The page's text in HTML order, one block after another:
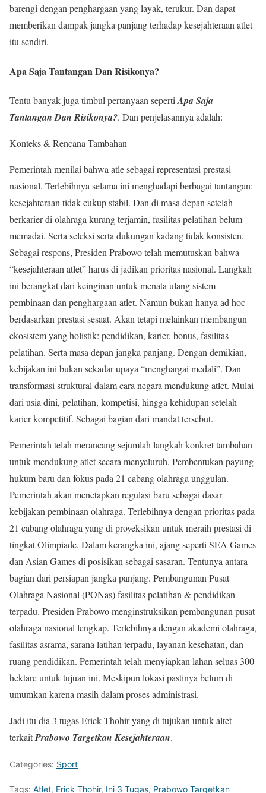
barengi dengan penghargaan yang layak, terukur. Dan dapat
memberikan dampak jangka panjang terhadap kesejahteraan atlet
itu sendiri.
Apa Saja Tantangan Dan Risikonya?
Tentu banyak juga timbul pertanyaan seperti Apa Saja
Tantangan Dan Risikonya?. Dan penjelasannya adalah:
Konteks & Rencana Tambahan
Pemerintah menilai bahwa atle sebagai representasi prestasi
nasional. Terlebihnya selama ini menghadapi berbagai tantangan:
kesejahteraan tidak cukup stabil. Dan di masa depan setelah
berkarier di olahraga kurang terjamin, fasilitas pelatihan belum
memadai. Serta seleksi serta dukungan kadang tidak konsisten.
Sebagai respons, Presiden Prabowo telah memutuskan bahwa
“kesejahteraan atlet” harus di jadikan prioritas nasional. Langkah
ini berangkat dari keinginan untuk menata ulang sistem
pembinaan dan penghargaan atlet. Namun bukan hanya ad hoc
berdasarkan prestasi sesaat. Akan tetapi melainkan membangun
ekosistem yang holistik: pendidikan, karier, bonus, fasilitas
pelatihan. Serta masa depan jangka panjang. Dengan demikian,
kebijakan ini bukan sekadar upaya “menghargai medali”. Dan
transformasi struktural dalam cara negara mendukung atlet. Mulai
dari usia dini, pelatihan, kompetisi, hingga kehidupan setelah
karier kompetitif. Sebagai bagian dari mandat tersebut.
Pemerintah telah merancang sejumlah langkah konkret tambahan
untuk mendukung atlet secara menyeluruh. Pembentukan payung
hukum baru dan fokus pada 21 cabang olahraga unggulan.
Pemerintah akan menetapkan regulasi baru sebagai dasar
kebijakan pembinaan olahraga. Terlebihnya dengan prioritas pada
21 cabang olahraga yang di proyeksikan untuk meraih prestasi di
tingkat Olimpiade. Dalam kerangka ini, ajang seperti SEA Games
dan Asian Games di posisikan sebagai sasaran. Tentunya antara
bagian dari persiapan jangka panjang. Pembangunan Pusat
Olahraga Nasional (PONas) fasilitas pelatihan & pendidikan
terpadu. Presiden Prabowo menginstruksikan pembangunan pusat
olahraga nasional lengkap. Terlebihnya dengan akademi olahraga,
fasilitas asrama, sarana latihan terpadu, layanan kesehatan, dan
ruang pendidikan. Pemerintah telah menyiapkan lahan seluas 300
hektare untuk tujuan ini. Meskipun lokasi pastinya belum di
umumkan karena masih dalam proses administrasi.
Jadi itu dia 3 tugas Erick Thohir yang di tujukan untuk altet
terkaitPrabowo Targetkan Kesejahteraan.
Categories: Sport
Tags: Atlet, Erick Thohir, Ini 3 Tugas, Prabowo Targetkan